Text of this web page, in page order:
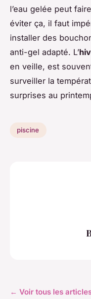
l’eau gelée peut
éviter ça, il faut
installer des
anti-gel adapté. L’
en veille, est
surveiller la
surprises au
piscine
← Voir tous les